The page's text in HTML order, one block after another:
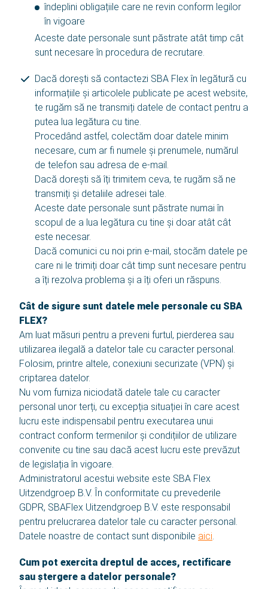
îndeplini obligațiile care ne revin conform legilor
în vigoare
Aceste date personale sunt păstrate atât timp cât
sunt necesare în procedura de recrutare.
Dacă dorești să contactezi SBA Flex în legătură cu
informațiile și articolele publicate pe acest website,
te rugăm să ne transmiți datele de contact pentru a
putea lua legătura cu tine.
Procedând astfel, colectăm doar datele minim
necesare, cum ar fi numele și prenumele, numărul
de telefon sau adresa de e-mail.
Dacă dorești să îți trimitem ceva, te rugăm să ne
transmiți și detaliile adresei tale.
Aceste date personale sunt păstrate numai în
scopul de a lua legătura cu tine și doar atât cât
este necesar.
Dacă comunici cu noi prin e-mail, stocăm datele pe
care ni le trimiți doar cât timp sunt necesare pentru
a îți rezolva problema și a îți oferi un răspuns.
Cât de sigure sunt datele mele personale cu SBA
FLEX?
Am luat măsuri pentru a preveni furtul, pierderea sau
utilizarea ilegală a datelor tale cu caracter personal.
Folosim, printre altele, conexiuni securizate (VPN) și
criptarea datelor.
Nu vom furniza niciodată datele tale cu caracter
personal unor terți, cu excepția situației în care acest
lucru este indispensabil pentru executarea unui
contract conform termenilor și condițiilor de utilizare
convenite cu tine sau dacă acest lucru este prevăzut
de legislația în vigoare.
Administratorul acestui website este SBA Flex
Uitzendgroep B.V. În conformitate cu prevederile
GDPR, SBAFlex Uitzendgroep B.V. este responsabil
pentru prelucrarea datelor tale cu caracter personal.
Datele noastre de contact sunt disponibile aici
Cum pot exercita dreptul de acces, rectificare
sau ștergere a datelor personale?